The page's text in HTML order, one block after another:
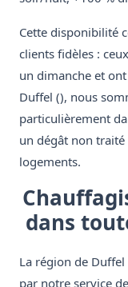
Cette disponibilité
clients fidèles :
un dimanche et
Duffel (), nous
particulièrement
un dégât non
logements.
dans
La région de
par notre service